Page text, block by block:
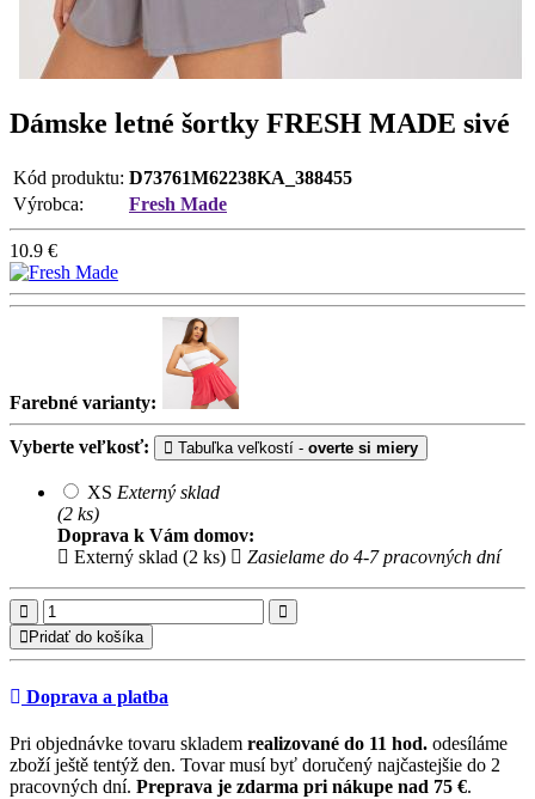
Dámske letné šortky FRESH MADE sivé
Kód produktu: D73761M62238KA_388455
Výrobca:
Fresh Made
10.9 €
Farebné varianty:
Vyberte veľkosť: Tabuľka veľkostí - overte si miery
XS Externý sklad
(2 ks)
Doprava k Vám domov:
Externý sklad (2 ks)
Zasielame do 4-7 pracovných dní
Pridať do košíka
Doprava a platba
Pri objednávke tovaru skladem realizované do 11 hod. odesíláme
zboží ještě tentýž den. Tovar musí byť doručený najčastejšie do 2
pracovných dní. Preprava je zdarma pri nákupe nad 75 €.